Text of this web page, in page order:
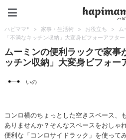
ハピママ* > 家事・生活術 > お役立ち >
ム
「不満なキッチン収納」大変身ビフォーアフター
ムーミンの便利ラックで家事
ッチン収納」大変身ビフォー
いの
コンロ横のちょっとした空きスペース、
ありませんか？そんなスペースをおしゃ
便利な「コンロサイドラック」を使って